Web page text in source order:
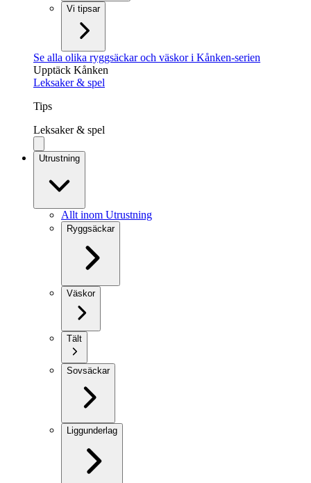
Vi tipsar
Se alla olika ryggsäckar och väskor i Kånken-serien
Upptäck Kånken
Leksaker & spel
Tips
Leksaker & spel
Utrustning
Allt inom Utrustning
Ryggsäckar
Väskor
Tält
Sovsäckar
Liggunderlag